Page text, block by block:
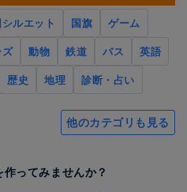
ルエット 国旗
ゲーム
ズ 動物 鉄道 バス
英語
歴史 地理 診断・占い
他のカテゴリも見る
ってみませんか？